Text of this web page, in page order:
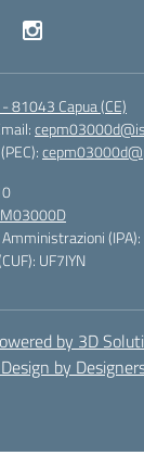
81043 Capua (CE)
Amministrazioni
UF7IYN
by 3D
by